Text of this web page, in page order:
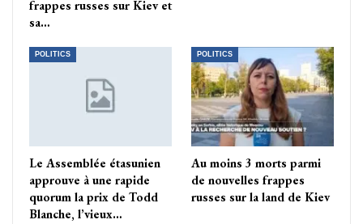
frappes russes sur Kiev et
sa…
POLITICS
Le Assemblée étasunien
approuve à une rapide
quorum la prix de Todd
Blanche, l’vieux…
POLITICS
Au moins 3 morts parmi
de nouvelles frappes
russes sur la land de Kiev